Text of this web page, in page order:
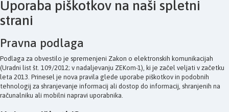
Uporaba piškotkov na naši spletni
strani
Pravna podlaga
Podlaga za obvestilo je spremenjeni Zakon o elektronskih komunikacijah
(Uradni list št. 109/2012; v nadaljevanju ZEKom-1), ki je začel veljati v začetku
leta 2013. Prinesel je nova pravila glede uporabe piškotkov in podobnih
tehnologij za shranjevanje informacij ali dostop do informacij, shranjenih na
računalniku ali mobilni napravi uporabnika.